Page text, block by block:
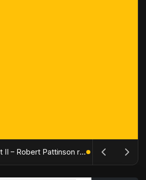
The Batman : Part II – Robert Pattinson replonge dans les ténèbres de Gotham dès octobre 2027